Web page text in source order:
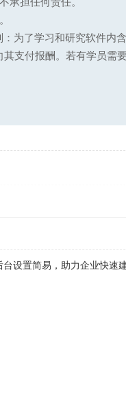
为了学习和研究软件内
支付报酬。若有学员需
设置简易，助力企业快速